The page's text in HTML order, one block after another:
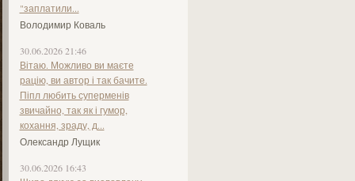
"заплатили...
Володимир Коваль
30.06.2026 21:46
Вітаю. Можливо ви маєте
рацію, ви автор і так бачите.
Піпл любить суперменів
звичайно, так як і гумор,
кохання, зраду, д...
Олександр Лущик
30.06.2026 16:43